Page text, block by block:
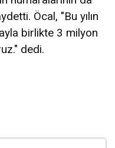
Öcal, "Bu yılın
birlikte 3 milyon
dedi.